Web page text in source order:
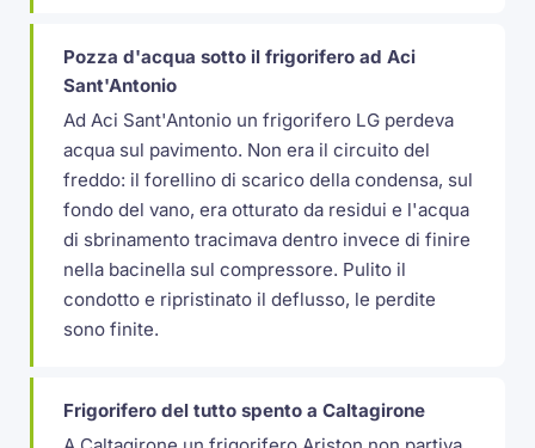
Pozza d'acqua sotto il frigorifero ad Aci
Sant'Antonio
Ad Aci Sant'Antonio un frigorifero LG perdeva
acqua sul pavimento. Non era il circuito del
freddo: il forellino di scarico della condensa, sul
fondo del vano, era otturato da residui e l'acqua
di sbrinamento tracimava dentro invece di finire
nella bacinella sul compressore. Pulito il
condotto e ripristinato il deflusso, le perdite
sono finite.
Frigorifero del tutto spento a Caltagirone